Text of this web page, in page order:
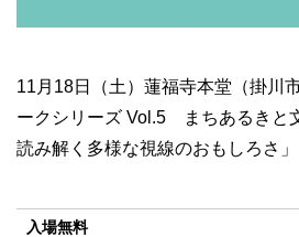
11月18日（土）蓮福寺本堂（掛川
ークシリーズ Vol.5 まちあるきと
読み解く多様な視線のおもしろさ」
入場無料